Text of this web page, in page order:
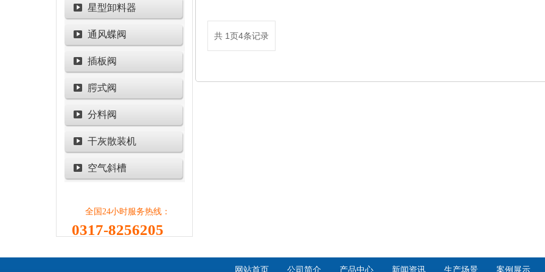
星型卸料器
通风蝶阀
插板阀
腭式阀
分料阀
干灰散装机
空气斜槽
全国24小时服务热线：
0317-8256205
共 1页4条记录
网站首页 公司简介 产品中心 新闻资讯 生产场景 案例展示